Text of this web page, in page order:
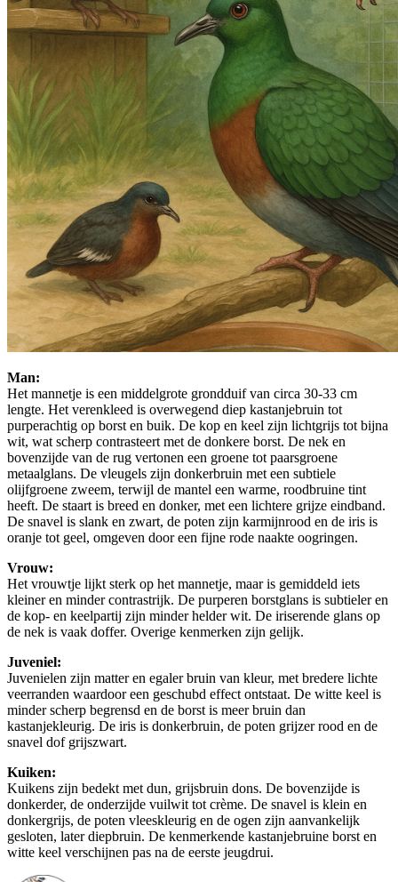
Man:
Het mannetje is een middelgrote grondduif van circa 30-33 cm
lengte. Het verenkleed is overwegend diep kastanjebruin tot
purperachtig op borst en buik. De kop en keel zijn lichtgrijs tot bijna
wit, wat scherp contrasteert met de donkere borst. De nek en
bovenzijde van de rug vertonen een groene tot paarsgroene
metaalglans. De vleugels zijn donkerbruin met een subtiele
olijfgroene zweem, terwijl de mantel een warme, roodbruine tint
heeft. De staart is breed en donker, met een lichtere grijze eindband.
De snavel is slank en zwart, de poten zijn karmijnrood en de iris is
oranje tot geel, omgeven door een fijne rode naakte oogringen.
Vrouw:
Het vrouwtje lijkt sterk op het mannetje, maar is gemiddeld iets
kleiner en minder contrastrijk. De purperen borstglans is subtieler en
de kop- en keelpartij zijn minder helder wit. De iriserende glans op
de nek is vaak doffer. Overige kenmerken zijn gelijk.
Juveniel:
Juvenielen zijn matter en egaler bruin van kleur, met bredere lichte
veerranden waardoor een geschubd effect ontstaat. De witte keel is
minder scherp begrensd en de borst is meer bruin dan
kastanjekleurig. De iris is donkerbruin, de poten grijzer rood en de
snavel dof grijszwart.
Kuiken:
Kuikens zijn bedekt met dun, grijsbruin dons. De bovenzijde is
donkerder, de onderzijde vuilwit tot crème. De snavel is klein en
donkergrijs, de poten vleeskleurig en de ogen zijn aanvankelijk
gesloten, later diepbruin. De kenmerkende kastanjebruine borst en
witte keel verschijnen pas na de eerste jeugdrui.